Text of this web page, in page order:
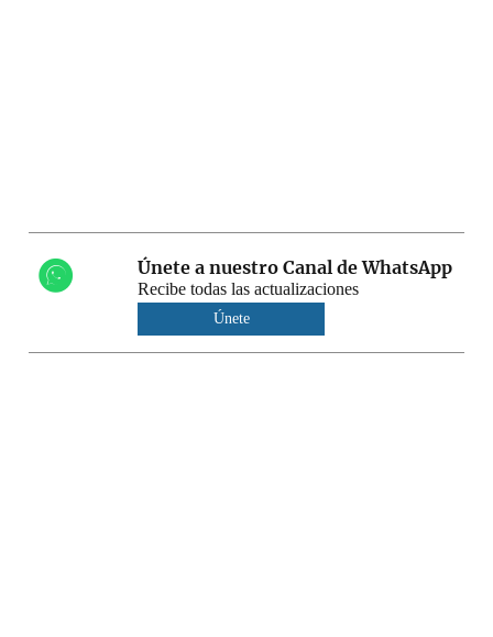
Únete a nuestro Canal de WhatsApp
Recibe todas las actualizaciones
Únete